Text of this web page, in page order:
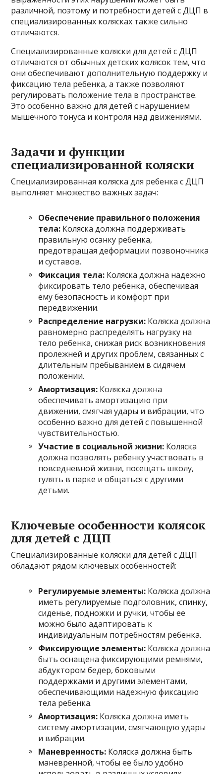
различной, поэтому и потребности детей с ДЦП в
специализированных колясках также сильно
отличаются.
Специализированные коляски для детей с ДЦП
отличаются от обычных детских колясок тем, что
они обеспечивают дополнительную поддержку и
фиксацию тела ребенка, а также позволяют
регулировать положение тела в пространстве.
Это особенно важно для детей с нарушением
мышечного тонуса и контроля над движениями.
Задачи и функции
специализированной коляски
Специализированная коляска для ребенка с ДЦП
выполняет множество важных задач:
Обеспечение правильного положения
тела: Коляска должна поддерживать
правильную осанку ребенка,
предотвращая деформации позвоночника
и суставов.
Фиксация тела: Коляска должна надежно
фиксировать тело ребенка, обеспечивая
ему безопасность и комфорт при
передвижении.
Распределение нагрузки: Коляска должна
равномерно распределять нагрузку на
тело ребенка, снижая риск возникновения
пролежней и других проблем, связанных с
длительным пребыванием в сидячем
положении.
Амортизация: Коляска должна
обеспечивать амортизацию при
движении, смягчая удары и вибрации, что
особенно важно для детей с повышенной
чувствительностью.
Участие в социальной жизни: Коляска
должна позволять ребенку участвовать в
повседневной жизни, посещать школу,
гулять в парке и общаться с другими
детьми.
Ключевые особенности колясок
для детей с ДЦП
Специализированные коляски для детей с ДЦП
обладают рядом ключевых особенностей:
Регулируемые элементы: Коляска должна
иметь регулируемые подголовник, спинку,
сиденье, подножки и ручки, чтобы ее
можно было адаптировать к
индивидуальным потребностям ребенка.
Фиксирующие элементы: Коляска должна
быть оснащена фиксирующими ремнями,
абдуктором бедер, боковыми
поддержками и другими элементами,
обеспечивающими надежную фиксацию
тела ребенка.
Амортизация: Коляска должна иметь
систему амортизации, смягчающую удары
и вибрации.
Маневренность: Коляска должна быть
маневренной, чтобы ее было удобно